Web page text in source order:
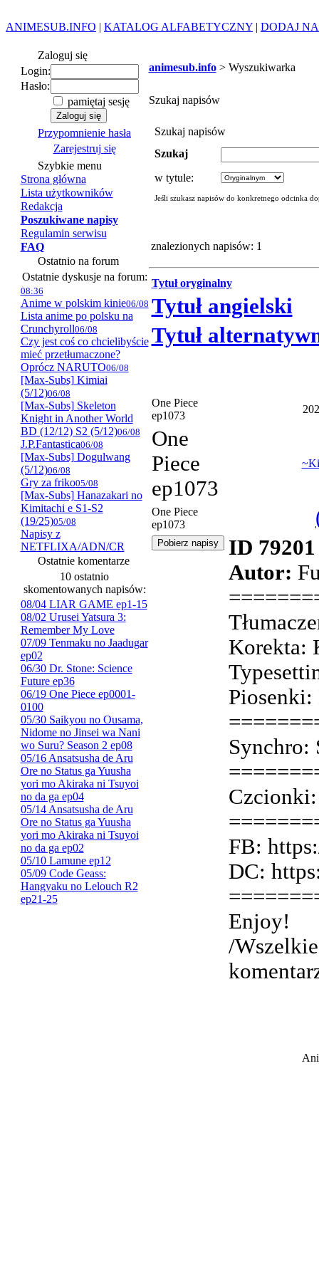
ANIMESUB.INFO | KATALOG ALFABETYCZNY | DODAJ
Zaloguj się
Login:
Hasło:
pamiętaj sesję
Przypomnienie hasła
Zarejestruj się
Szybkie menu
Strona główna
Lista użytkowników
Redakcja
Poszukiwane napisy
Regulamin serwisu
FAQ
Ostatnio na forum
Ostatnie dyskusje na forum:
08:36
Anime w polskim kinie06/08
Lista anime po polsku na
Crunchyroll06/08
Czy jest coś co chcielibyście
mieć przetłumaczone?
Oprócz NARUTO06/08
[Max-Subs] Kimiai
(5/12)06/08
[Max-Subs] Skeleton
Knight in Another World
BD (12/12) S2 (5/12)06/08
J.P.Fantastica06/08
[Max-Subs] Dogulwang
(5/12)06/08
Gry za friko05/08
[Max-Subs] Hanazakari no
Kimitachi e S1-S2
(19/25)05/08
Napisy z
NETFLIXA/ADN/CR
Ostatnie komentarze
10 ostatnio
skomentowanych napisów:
08/04 LIAR GAME ep1-15
08/02 Urusei Yatsura 3:
Remember My Love
07/09 Tenmaku no Jaadugar
ep02
06/30 Dr. Stone: Science
Future ep36
06/19 One Piece ep0001-
0100
05/30 Saikyou no Ousama,
Nidome no Jinsei wa Nani
wo Suru? Season 2 ep08
05/16 Ansatsusha de Aru
Ore no Status ga Yuusha
yori mo Akiraka ni Tsuyoi
no da ga ep04
05/14 Ansatsusha de Aru
Ore no Status ga Yuusha
yori mo Akiraka ni Tsuyoi
no da ga ep02
05/10 Lamune ep12
05/09 Code Geass:
Hangyaku no Lelouch R2
ep21-25
animesub.info> Wyszukiwarka
Szukaj napisów
Szukaj napisów
Szukaj
w tytule:
Jeśli szukasz napisów do konkretnego odcinka
znalezionych napisów: 1
Tytuł oryginalny
Tytuł angielski
Tytuł
One Piece
ep1073
One
Piece
ep1073
One Piece
ep1073
ID 79201
Autor:
Korekta:
Synchro:
FB:
DC:
Enjoy!
/